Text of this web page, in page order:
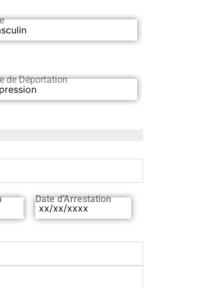
de Déportation
Date d’Arrestation
xx/xx/xxxx